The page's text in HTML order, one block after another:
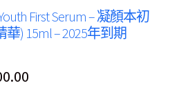
First Serum – 凝顏本初
) 15ml – 2025年到期
Price